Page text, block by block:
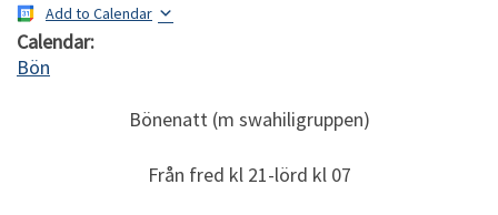
Add to Calendar
Calendar:
Bön
Bönenatt (m swahiligruppen)
Från fred kl 21-lörd kl 07